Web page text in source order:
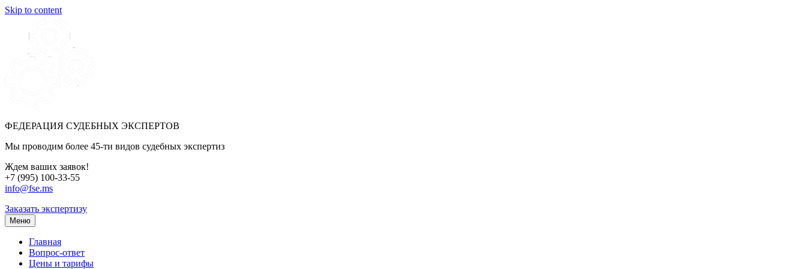
Skip to content
ФЕДЕРАЦИЯ СУДЕБНЫХ ЭКСПЕРТОВ
Мы проводим более 45-ти видов судебных экспертиз
Ждем ваших заявок!
+7 (995) 100-33-55
info@fse.ms
Заказать экспертизу
Меню
Главная
Вопрос-ответ
Цены и тарифы